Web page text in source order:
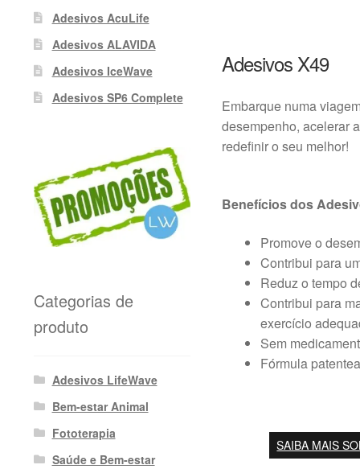
Adesivos X49
Embarque numa
desempenho, acelerar
redefinir o seu melhor!
Benefícios dos
Promove o
Contribui para
Reduz o tempo
Contribui para
exercício
Sem
Fórmula
SAIBA MAIS
Adesivos AcuLife
Adesivos ALAVIDA
Adesivos IceWave
Adesivos SP6 Complete
Categorias de
produto
Adesivos LifeWave
Bem-estar Animal
Fototerapia
Saúde e Bem-estar